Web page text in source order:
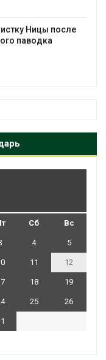
Ницы после
паводка
Сб Вс
4 5
11 12
18 19
25 26